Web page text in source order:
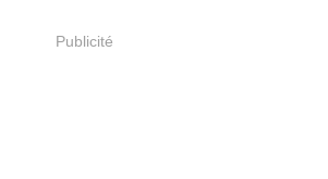
Publicité